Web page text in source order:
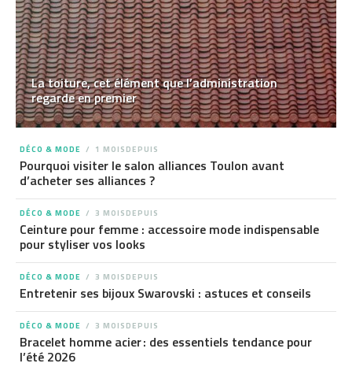
La toiture, cet élément que l’administration
regarde en premier
DÉCO & MODE 1 MOISDEPUIS
Pourquoi visiter le salon alliances Toulon avant
d’acheter ses alliances ?
DÉCO & MODE 3 MOISDEPUIS
Ceinture pour femme : accessoire mode indispensable
pour styliser vos looks
DÉCO & MODE 3 MOISDEPUIS
Entretenir ses bijoux Swarovski : astuces et conseils
DÉCO & MODE 3 MOISDEPUIS
Bracelet homme acier : des essentiels tendance pour
l’été 2026